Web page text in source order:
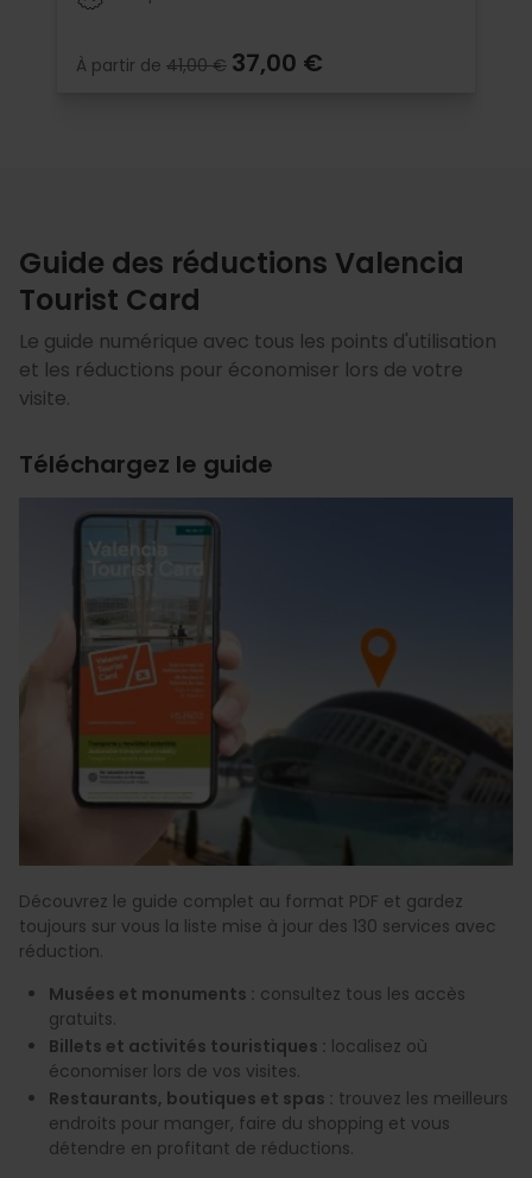
À partir de 41,00 € 37,00 €
Guide des réductions Valencia
Tourist Card
Le guide numérique avec tous les points d'utilisation
et les réductions pour économiser lors de votre
visite.
Téléchargez le guide
Découvrez le guide complet au format PDF et gardez
toujours sur vous la liste mise à jour des 130 services avec
réduction.
Musées et monuments : consultez tous les accès
gratuits.
Billets et activités touristiques : localisez où
économiser lors de vos visites.
Restaurants, boutiques et spas : trouvez les meilleurs
endroits pour manger, faire du shopping et vous
détendre en profitant de réductions.